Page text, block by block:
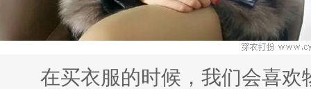
在买衣服的时候，我们会喜欢